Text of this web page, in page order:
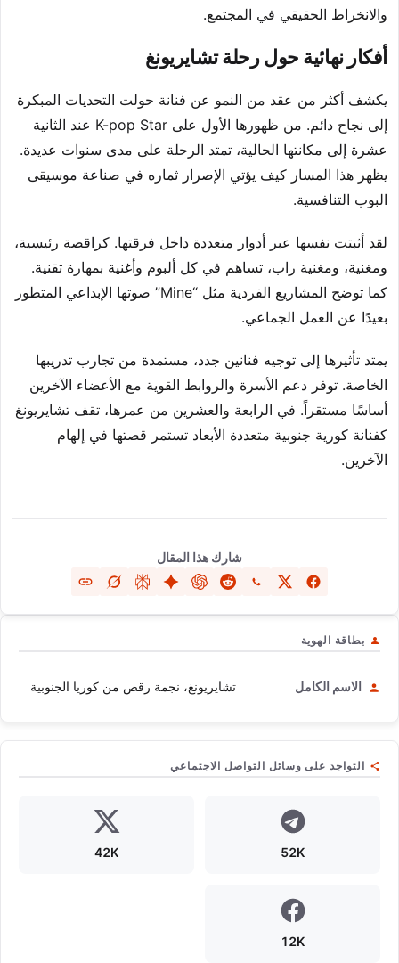
والانخراط الحقيقي في المجتمع.
أفكار نهائية حول رحلة تشايريونغ
يكشف أكثر من عقد من النمو عن فنانة حولت التحديات المبكرة
إلى نجاح دائم. من ظهورها الأول على K-pop Star عند الثانية
عشرة إلى مكانتها الحالية، تمتد الرحلة على مدى سنوات عديدة.
يظهر هذا المسار كيف يؤتي الإصرار ثماره في صناعة موسيقى
البوب التنافسية.
لقد أثبتت نفسها عبر أدوار متعددة داخل فرقتها. كراقصة رئيسية،
ومغنية، ومغنية راب، تساهم في كل ألبوم وأغنية بمهارة تقنية.
كما توضح المشاريع الفردية مثل “Mine” صوتها الإبداعي المتطور
بعيدًا عن العمل الجماعي.
يمتد تأثيرها إلى توجيه فنانين جدد، مستمدة من تجارب تدريبها
الخاصة. توفر دعم الأسرة والروابط القوية مع الأعضاء الآخرين
أساسًا مستقراً. في الرابعة والعشرين من عمرها، تقف تشايريونغ
كفنانة كورية جنوبية متعددة الأبعاد تستمر قصتها في إلهام
الآخرين.
شارك هذا المقال
بطاقة الهوية
الاسم الكامل تشايريونغ، نجمة رقص من كوريا الجنوبية
التواجد على وسائل التواصل الاجتماعي
52K
42K
12K